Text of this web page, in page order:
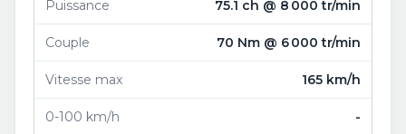
Puissance 75.1 ch @ 8 000 tr/min
Couple 70 Nm @ 6 000 tr/min
Vitesse max 165 km/h
0-100 km/h -